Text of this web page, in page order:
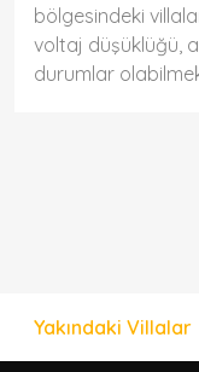
bölgesindeki
voltaj düşüklüğü,
durumlar
Yakındaki Villalar